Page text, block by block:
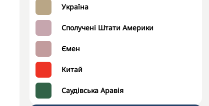
Україна
Сполучені Штати Америки
Ємен
Китай
Саудівська Аравія